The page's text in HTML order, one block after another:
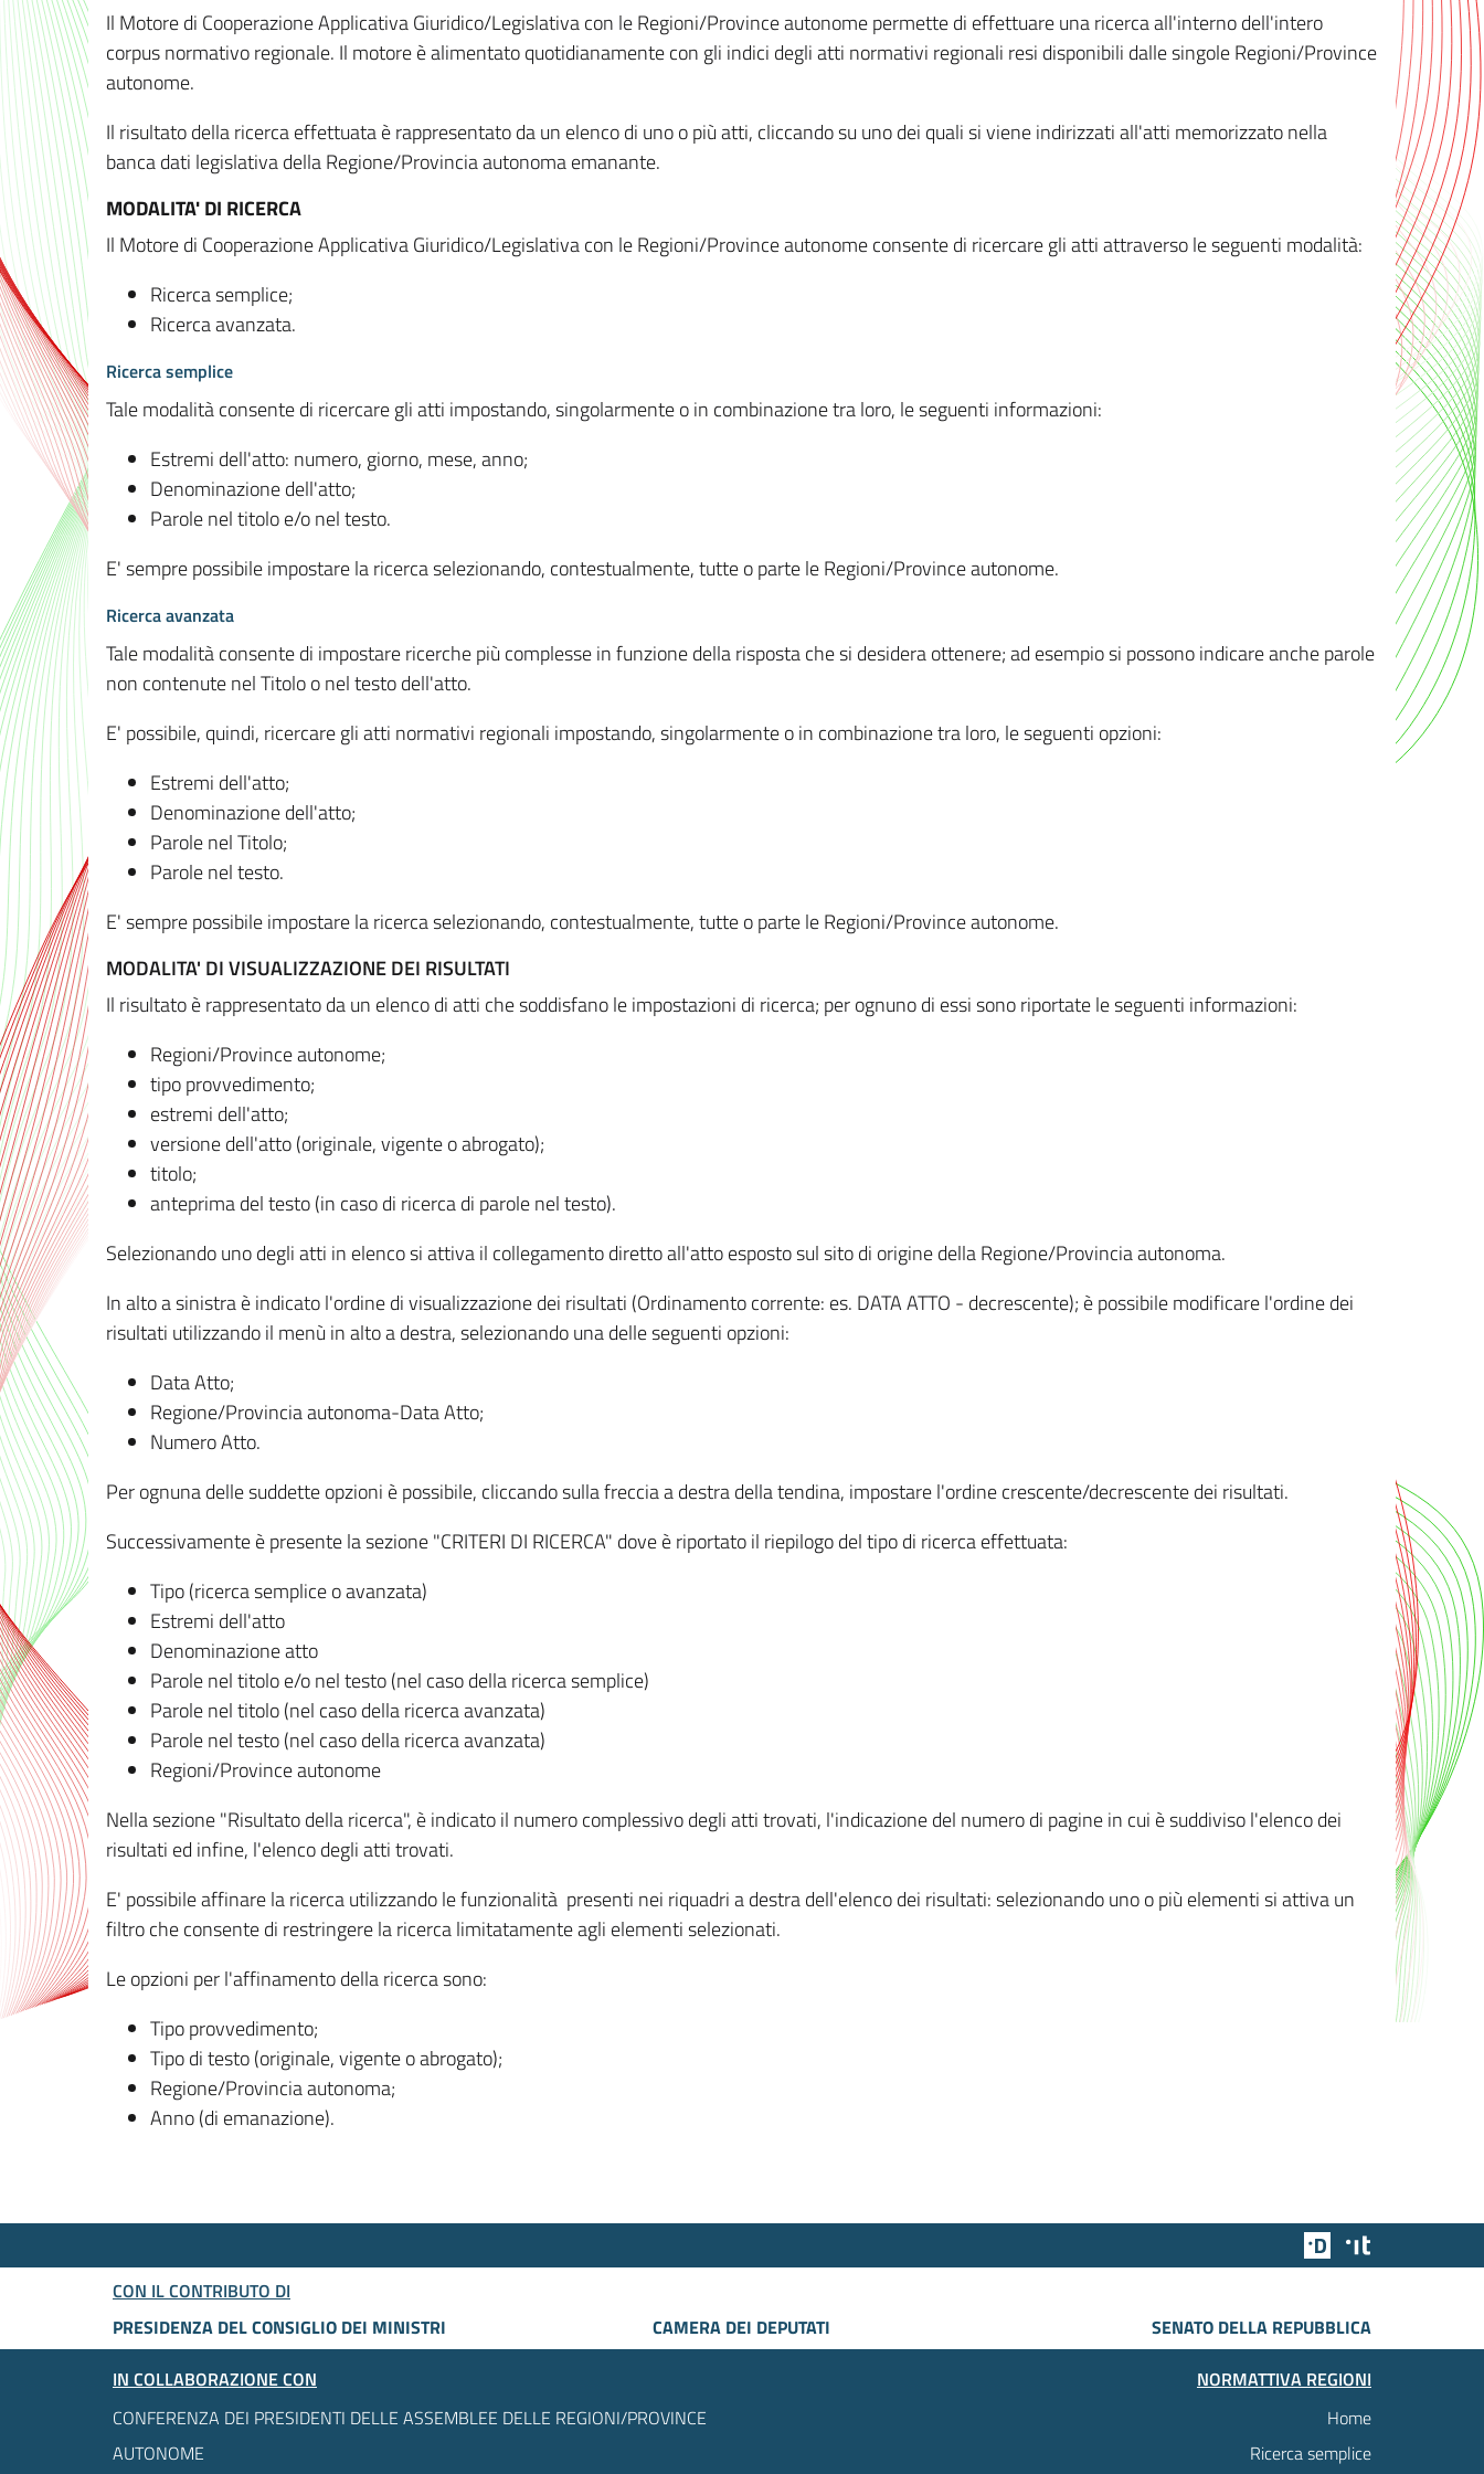
Il Motore di Cooperazione Applicativa Giuridico/Legislativa con le Regioni/Province autonome permette di effettuare una ricerca all'interno dell'intero
corpus normativo regionale. Il motore è alimentato quotidianamente con gli indici degli atti normativi regionali resi disponibili dalle singole Regioni/Province
autonome.
Il risultato della ricerca effettuata è rappresentato da un elenco di uno o più atti, cliccando su uno dei quali si viene indirizzati all'atti memorizzato nella
banca dati legislativa della Regione/Provincia autonoma emanante.
MODALITA' DI RICERCA
Il Motore di Cooperazione Applicativa Giuridico/Legislativa con le Regioni/Province autonome consente di ricercare gli atti attraverso le seguenti modalità:
Ricerca semplice;
Ricerca avanzata.
Ricerca semplice
Tale modalità consente di ricercare gli atti impostando, singolarmente o in combinazione tra loro, le seguenti informazioni:
Estremi dell'atto: numero, giorno, mese, anno;
Denominazione dell'atto;
Parole nel titolo e/o nel testo.
E' sempre possibile impostare la ricerca selezionando, contestualmente, tutte o parte le Regioni/Province autonome.
Ricerca avanzata
Tale modalità consente di impostare ricerche più complesse in funzione della risposta che si desidera ottenere; ad esempio si possono indicare anche parole
non contenute nel Titolo o nel testo dell'atto.
E' possibile, quindi, ricercare gli atti normativi regionali impostando, singolarmente o in combinazione tra loro, le seguenti opzioni:
Estremi dell'atto;
Denominazione dell'atto;
Parole nel Titolo;
Parole nel testo.
E' sempre possibile impostare la ricerca selezionando, contestualmente, tutte o parte le Regioni/Province autonome.
MODALITA' DI VISUALIZZAZIONE DEI RISULTATI
Il risultato è rappresentato da un elenco di atti che soddisfano le impostazioni di ricerca; per ognuno di essi sono riportate le seguenti informazioni:
Regioni/Province autonome;
tipo provvedimento;
estremi dell'atto;
versione dell'atto (originale, vigente o abrogato);
titolo;
anteprima del testo (in caso di ricerca di parole nel testo).
Selezionando uno degli atti in elenco si attiva il collegamento diretto all'atto esposto sul sito di origine della Regione/Provincia autonoma.
In alto a sinistra è indicato l'ordine di visualizzazione dei risultati (Ordinamento corrente: es. DATA ATTO - decrescente); è possibile modificare l'ordine dei
risultati utilizzando il menù in alto a destra, selezionando una delle seguenti opzioni:
Data Atto;
Regione/Provincia autonoma-Data Atto;
Numero Atto.
Per ognuna delle suddette opzioni è possibile, cliccando sulla freccia a destra della tendina, impostare l'ordine crescente/decrescente dei risultati.
Successivamente è presente la sezione "CRITERI DI RICERCA" dove è riportato il riepilogo del tipo di ricerca effettuata:
Tipo (ricerca semplice o avanzata)
Estremi dell'atto
Denominazione atto
Parole nel titolo e/o nel testo (nel caso della ricerca semplice)
Parole nel titolo (nel caso della ricerca avanzata)
Parole nel testo (nel caso della ricerca avanzata)
Regioni/Province autonome
Nella sezione "Risultato della ricerca", è indicato il numero complessivo degli atti trovati, l'indicazione del numero di pagine in cui è suddiviso l'elenco dei
risultati ed infine, l'elenco degli atti trovati.
E' possibile affinare la ricerca utilizzando le funzionalità presenti nei riquadri a destra dell'elenco dei risultati: selezionando uno o più elementi si attiva un
filtro che consente di restringere la ricerca limitatamente agli elementi selezionati.
Le opzioni per l'affinamento della ricerca sono:
Tipo provvedimento;
Tipo di testo (originale, vigente o abrogato);
Regione/Provincia autonoma;
Anno (di emanazione).
Team Digitale
CON IL CONTRIBUTO DI
PRESIDENZA DEL CONSIGLIO DEI MINISTRI
CAMERA DEI DEPUTATI
SENATO DELLA REPUBBLICA
IN COLLABORAZIONE CON
CONFERENZA DEI PRESIDENTI DELLE ASSEMBLEE DELLE REGIONI/PROVINCE
AUTONOME
NORMATTIVA REGIONI
Home
Ricerca semplice